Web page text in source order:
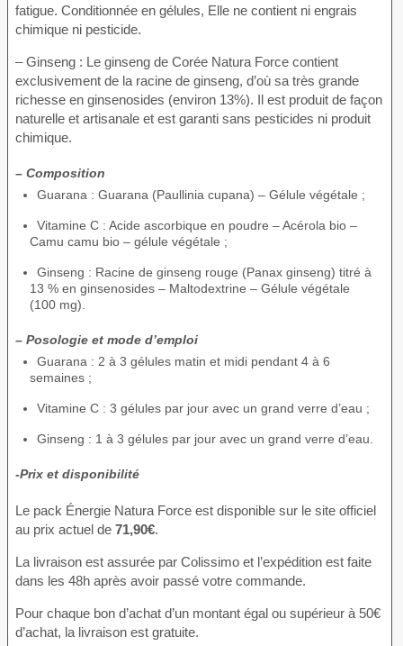
fatigue. Conditionnée en gélules, Elle ne contient ni engrais
chimique ni pesticide.
– Ginseng : Le ginseng de Corée Natura Force contient
exclusivement de la racine de ginseng, d’où sa très grande
richesse en ginsenosides (environ 13%). Il est produit de façon
naturelle et artisanale et est garanti sans pesticides ni produit
chimique.
– Composition
Guarana : Guarana (Paullinia cupana) – Gélule végétale ;
Vitamine C : Acide ascorbique en poudre – Acérola bio –
Camu camu bio – gélule végétale ;
Ginseng : Racine de ginseng rouge (Panax ginseng) titré à
13 % en ginsenosides – Maltodextrine – Gélule végétale
(100 mg).
– Posologie et mode d’emploi
Guarana : 2 à 3 gélules matin et midi pendant 4 à 6
semaines ;
Vitamine C : 3 gélules par jour avec un grand verre d’eau ;
Ginseng : 1 à 3 gélules par jour avec un grand verre d’eau.
-Prix et disponibilité
Le pack Énergie Natura Force est disponible sur le site officiel
au prix actuel de 71,90€.
La livraison est assurée par Colissimo et l’expédition est faite
dans les 48h après avoir passé votre commande.
Pour chaque bon d’achat d’un montant égal ou supérieur à 50€
d’achat, la livraison est gratuite.